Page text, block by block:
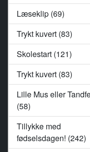
Læseklip (69)
Trykt kuvert (83)
Skolestart (121)
Trykt kuvert (83)
Lille Mus eller
(58)
Tillykke med
fødselsdagen! (242)